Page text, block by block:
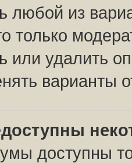
любой из
только
или удалить
варианты
доступны